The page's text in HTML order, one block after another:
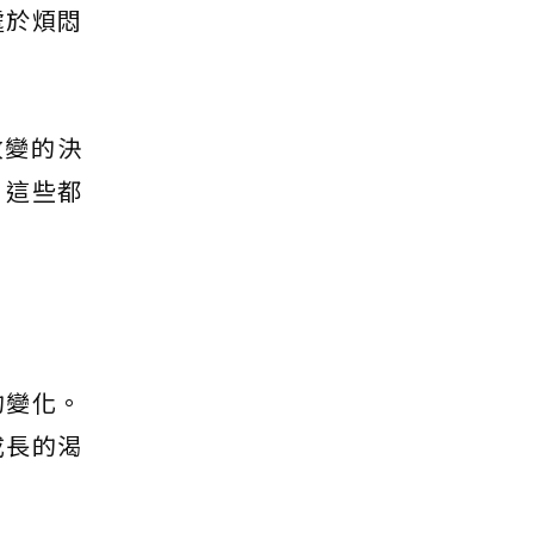
煩悶
的決
些都
化。
的渴